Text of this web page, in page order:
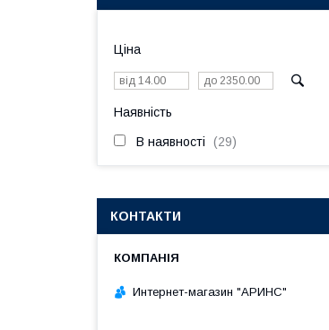
Ціна
Наявність
В наявності 29
КОНТАКТИ
Интернет-магазин "АРИНС"